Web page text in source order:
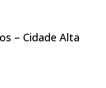
– Cidade Alta